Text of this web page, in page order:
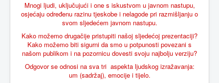
Mnogi ljudi, uključujući i one s iskustvom u javnom nastupu,
osjećaju određenu razinu tjeskobe i nelagode pri razmišljanju o
svom sljedećem javnom nastupu.
Kako možemo drugačije pristupiti našoj sljedećoj prezentaciji?
Kako možemo biti sigurni da smo u potpunosti povezani s
našom publikom i na pozornicu dovesti svoju najbolju verziju?
Odgovor se odnosi na sva tri aspekta ljudskog izražavanja:
um (sadržaj), emocije i tijelo.